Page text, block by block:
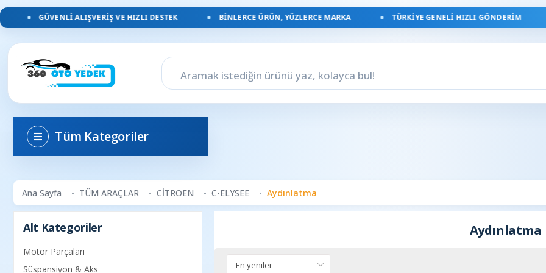
GÜVENLI ALIŞVERIŞ VE HIZLI DESTEK BINLERCE ÜRÜN, YÜZLERCE MARKA TÜRKIYE GENELI HIZLI GÖNDERIM
Tüm Kategoriler
Ana Sayfa TÜM ARAÇLAR CİTROEN C-ELYSEE Aydınlatma
Alt Kategoriler
Motor Parçaları
Süspansiyon & Aks
Aydınlatma